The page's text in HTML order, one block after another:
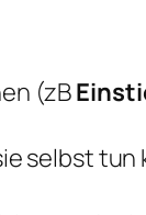
(zB
selbst